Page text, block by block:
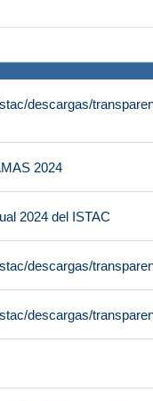
descargas/
2024
2024 del ISTAC
descargas/
descargas/